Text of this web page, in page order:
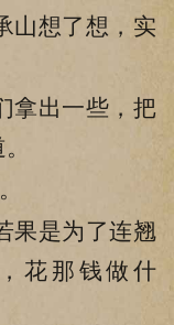
山想了想，实
出一些，把
是为了连翘
花那钱做什